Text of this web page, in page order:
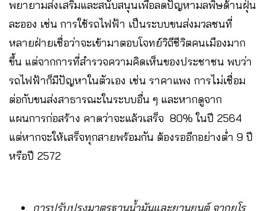
พยายามส่งเสริมและสนับสนุนเพื่อลดปัญหามลพิษด้านฝุ่น
ละออง เช่น การใช้รถไฟฟ้า เป็นระบบขนส่งมวลชนที่
หลายฝ่ายเชื่อว่าจะเข้ามาตอบโจทย์วิถีชีวิตคนเมืองมาก
ขึ้น แต่จากการที่สำรวจความคิดเห็นของประชาชน พบว่า
รถไฟฟ้าก็มีปัญหาในตัวเอง เช่น ราคาแพง การไม่เชื่อม
ต่อกับขนส่งสาธารณะในระบบอื่น ๆ และหากดูจาก
แผนการก่อสร้าง คาดว่าจะแล้วเสร็จ 80% ในปี 2564
แต่หากจะให้เสร็จทุกสายพร้อมกัน ต้องรออีกอย่างต่ำ 9 ปี
หรือปี 2572
การปรับปรุงมาตรฐานน้ำมันและยานยนต์ จากยูโร